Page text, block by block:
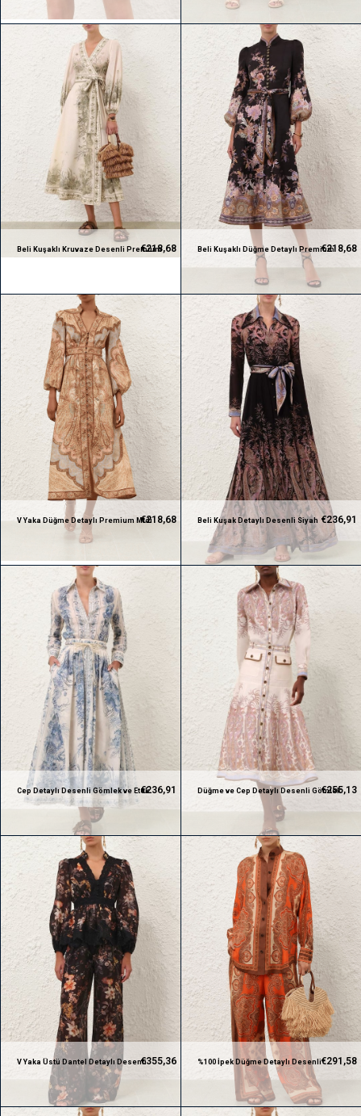
Beli Kuşaklı Kruvaze Desenli Premium
€218,68
Beli Kuşaklı Düğme Detaylı Premium
Midi Tasarım Elbise
€218,68
V Yaka Düğme Detaylı Premium Midi€218,68
Beli Kuşak Detaylı Desenli Siyah
Premium Maksi Tasarım Elbise
€236,91
Cep Detaylı Desenli Gömlek ve Etek
Premium Takım
€236,91
Düğme ve Cep Detaylı Desenli Gömlek
ve Etek Premium Takım
€255,13
V Yaka Üstü Dantel Detaylı Desenli
Premium Gömlek ve Pantolon Takım
€355,36
%100 İpek Düğme Detaylı Desenli
Premium Gömlek ve Pantolon Takım
€291,58